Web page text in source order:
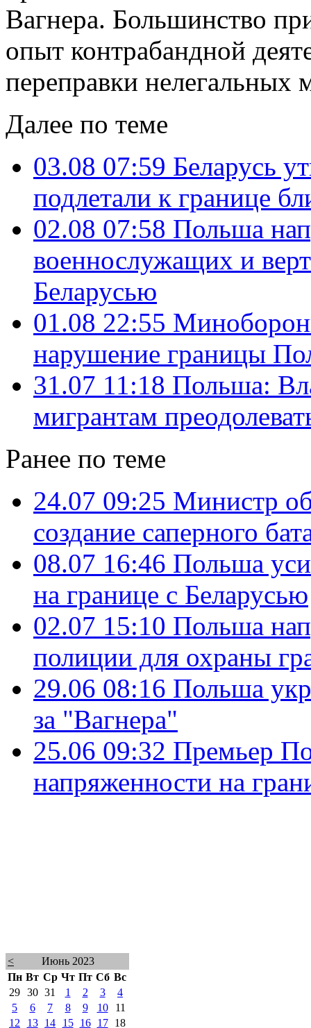
Вагнера. Большинство
опыт контрабандной
переправки нелегальных
Далее по теме
03.08 07:59 Беларусь
подлетали к границе
02.08 07:58 Польша
военнослужащих и
Беларусью
01.08 22:55
нарушение границы
31.07 11:18 Польша:
мигрантам
Ранее по теме
24.07 09:25 Министр
создание саперного
08.07 16:46 Польша
на границе с Беларусью
02.07 15:10 Польша
полиции для охраны
29.06 08:16 Польша
за "Вагнера"
25.06 09:32 Премьер
напряженности на
<
Июнь 2023
Пн Вт Ср Чт Пт Сб Вс
29 30 31 1 2 3
4
5
6 7 8 9 10
11
12
13 14 15 16 17 18